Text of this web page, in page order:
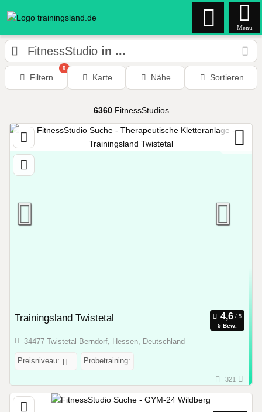
Menu
FitnessStudio in ...
Filtern
0
Karte Nähe Sortieren
6360FitnessStudios
Trainingsland Twistetal
5 Bew.
34477 Twistetal-Berndorf, Hessen, Deutschland
Preisniveau: Probetraining:
321